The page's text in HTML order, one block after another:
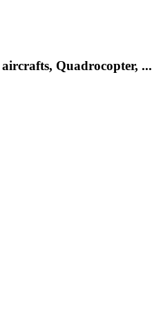
Quadrocopter, ...